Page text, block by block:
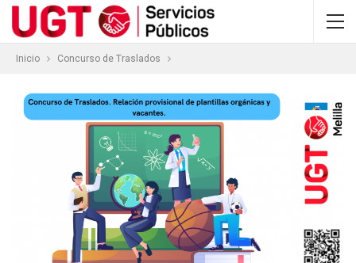
Inicio Concurso de Traslados